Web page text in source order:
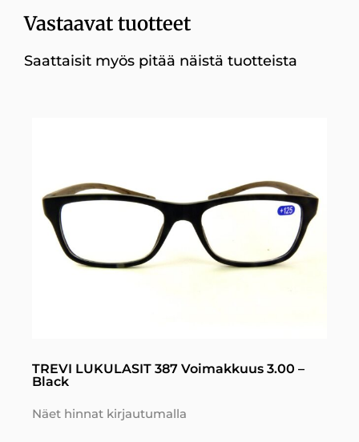
Vastaavat tuotteet
Saattaisit myös pitää näistä tuotteista
TREVI LUKULASIT 387 Voimakkuus 3.00 –
Black
Näet hinnat kirjautumalla